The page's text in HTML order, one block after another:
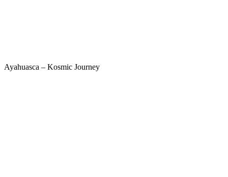
Ayahuasca – Kosmic Journey